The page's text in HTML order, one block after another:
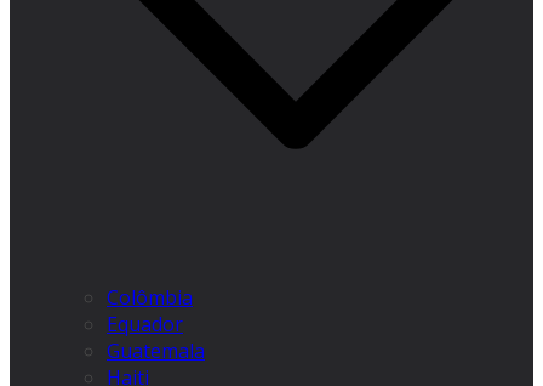
Colômbia
Equador
Guatemala
Haiti